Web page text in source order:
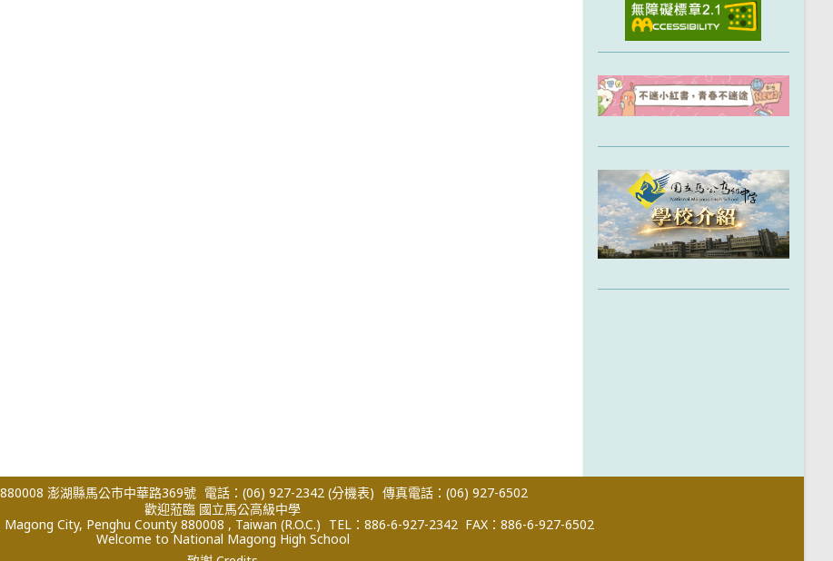
澎湖縣馬公市中華路369號 電話：(06) 927-2342 (分機表) 傳真電話：(06) 927-6502
歡迎蒞臨 國立馬公高級中學
City, Penghu County 880008 , Taiwan (R.O.C.) TEL：886-6-927-2342 FAX：886-6-927-6502
Welcome to National Magong High School